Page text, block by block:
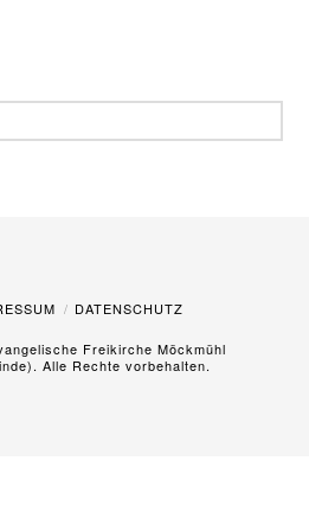
DATENSCHUTZ
Freikirche Möckmühl
Alle Rechte vorbehalten.